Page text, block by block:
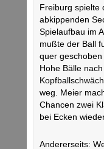
Freiburg spielte
abkippenden
Spielaufbau im
mußte der Ball
quer geschoben
Hohe Bälle
weg. Meier
Chancen zwei
bei Ecken
Andererseits: